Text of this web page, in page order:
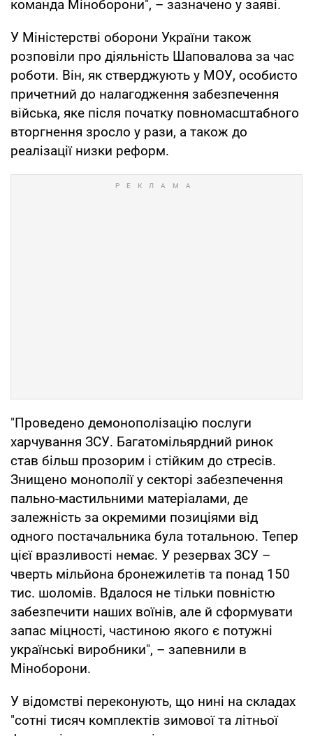
команда Міноборони", – зазначено у заяві.
У Міністерстві оборони України також
розповіли про діяльність Шаповалова за час
роботи. Він, як стверджують у МОУ, особисто
причетний до налагодження забезпечення
війська, яке після початку повномасштабного
вторгнення зросло у рази, а також до
реалізації низки реформ.
"Проведено демонополізацію послуги
харчування ЗСУ. Багатомільярдний ринок
став більш прозорим і стійким до стресів.
Знищено монополії у секторі забезпечення
пально-мастильними матеріалами, де
залежність за окремими позиціями від
одного постачальника була тотальною. Тепер
цієї вразливості немає. У резервах ЗСУ –
чверть мільйона бронежилетів та понад 150
тис. шоломів. Вдалося не тільки повністю
забезпечити наших воїнів, але й сформувати
запас міцності, частиною якого є потужні
українські виробники", – запевнили в
Міноборони.
У відомстві переконують, що нині на складах
"сотні тисяч комплектів зимової та літньої